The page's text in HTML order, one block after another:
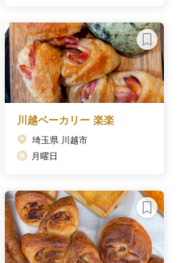
川越ベーカリー 楽楽
埼玉県 川越市
月曜日